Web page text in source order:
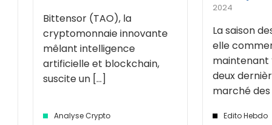
Bittensor (TAO), la
cryptomonnaie innovante
mêlant intelligence
artificielle et blockchain,
suscite un [...]
Analyse Crypto
2024
La saison
elle
maintenant
deux
marché des
Edito Hebdo